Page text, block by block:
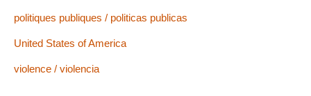
politiques publiques / politicas publicas
United States of America
violence / violencia